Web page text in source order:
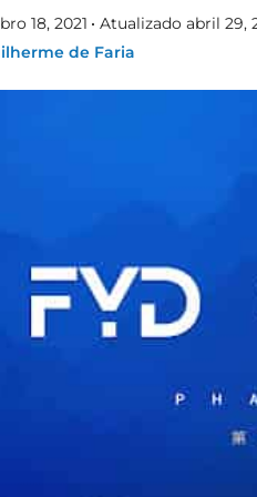
18, 2021
Atualizado abril 29,
de Faria